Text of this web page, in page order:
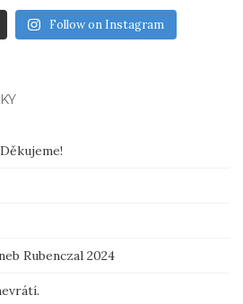
Follow on Instagram
Rubenczal 2024